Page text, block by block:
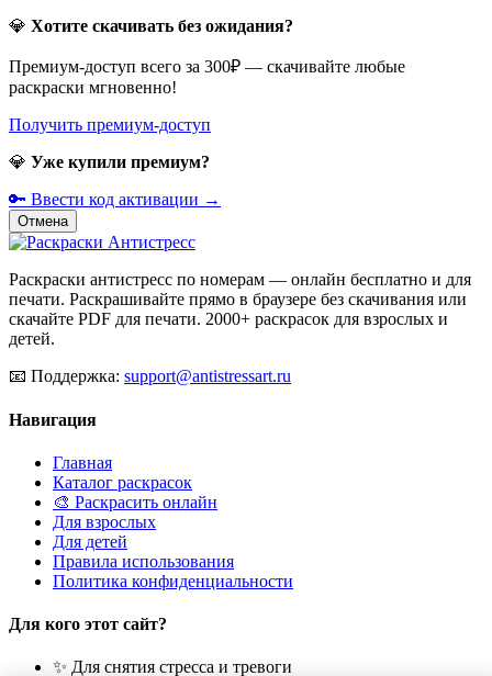
💎 Хотите скачивать без ожидания?
Премиум-доступ всего за 300₽ — скачивайте любые
раскраски мгновенно!
Получить премиум-доступ
💎 Уже купили премиум?
🔑 Ввести код активации →
Отмена
Раскраски антистресс по номерам — онлайн бесплатно и для
печати. Раскрашивайте прямо в браузере без скачивания или
скачайте PDF для печати. 2000+ раскрасок для взрослых и
детей.
📧 Поддержка: support@antistressart.ru
Навигация
Главная
Каталог раскрасок
🎨 Раскрасить онлайн
Для взрослых
Для детей
Правила использования
Политика конфиденциальности
Для кого этот сайт?
✨ Для снятия стресса и тревоги